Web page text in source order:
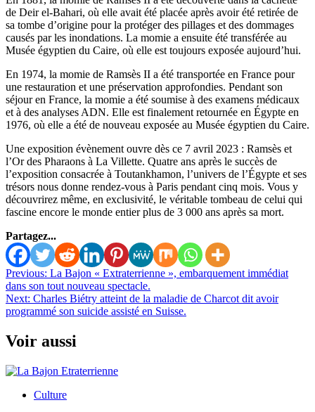
de Deir el-Bahari, où elle avait été placée après avoir été retirée de
sa tombe d’origine pour la protéger des pillages et des dommages
causés par les inondations. La momie a ensuite été transférée au
Musée égyptien du Caire, où elle est toujours exposée aujourd’hui.
En 1974, la momie de Ramsès II a été transportée en France pour
une restauration et une préservation approfondies. Pendant son
séjour en France, la momie a été soumise à des examens médicaux
et à des analyses ADN. Elle est finalement retournée en Égypte en
1976, où elle a été de nouveau exposée au Musée égyptien du Caire.
Une exposition évènement ouvre dès ce 7 avril 2023 : Ramsès et
l’Or des Pharaons à La Villette. Quatre ans après le succès de
l’exposition consacrée à Toutankhamon, l’univers de l’Égypte et ses
trésors nous donne rendez-vous à Paris pendant cinq mois. Vous y
découvrirez même, en exclusivité, le véritable tombeau de celui qui
fascine encore le monde entier plus de 3 000 ans après sa mort.
Partagez...
Navigation
de
l’article
Previous: La Bajon « Extraterrienne », embarquement immédiat
dans son tout nouveau spectacle.
Next: Charles Biétry atteint de la maladie de Charcot dit avoir
programmé son suicide assisté en Suisse.
Voir aussi
Culture